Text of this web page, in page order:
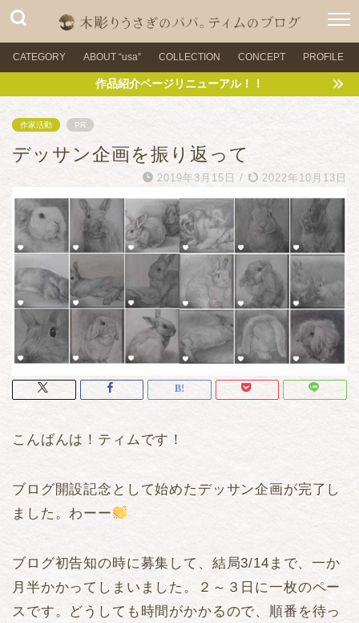
CATEGORY ABOUT “usa” COLLECTION CONCEPT PROFILE
作品紹介ページリニューアル！！
作家活動 PR
デッサン企画を振り返って
2019年3月15日 / 2022年10月13日
こんばんは！ティムです！
ブログ開設記念として始めたデッサン企画が完了し
ました。わーー
ブログ初告知の時に募集して、結局3/14まで、一か
月半かかってしまいました。２～３日に一枚のペー
スです。どうしても時間がかかるので、順番を待っ